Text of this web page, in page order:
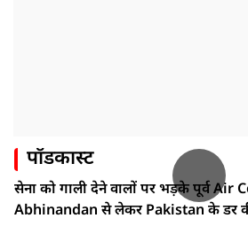
पॉडकास्ट
सेना को गाली देने वालों पर भड़के पूर्व Air
Abhinandan से लेकर Pakistan के डर